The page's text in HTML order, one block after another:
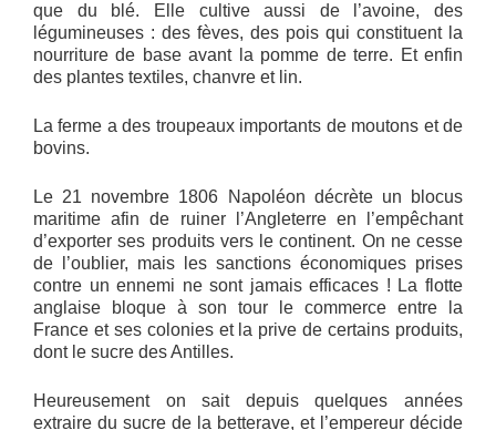
que du blé. Elle cultive aussi de l’avoine, des
légumineuses : des fèves, des pois qui constituent la
nourriture de base avant la pomme de terre. Et enfin
des plantes textiles, chanvre et lin.
La ferme a des troupeaux importants de moutons et de
bovins.
Le 21 novembre 1806 Napoléon décrète un blocus
maritime afin de ruiner l’Angleterre en l’empêchant
d’exporter ses produits vers le continent. On ne cesse
de l’oublier, mais les sanctions économiques prises
contre un ennemi ne sont jamais efficaces ! La flotte
anglaise bloque à son tour le commerce entre la
France et ses colonies et la prive de certains produits,
dont le sucre des Antilles.
Heureusement on sait depuis quelques années
extraire du sucre de la betterave, et l’empereur décide